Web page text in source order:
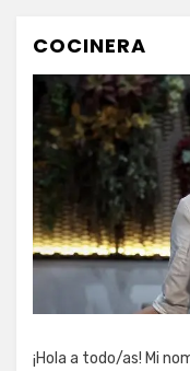
COCINERA
¡Hola a todo/as! Mi